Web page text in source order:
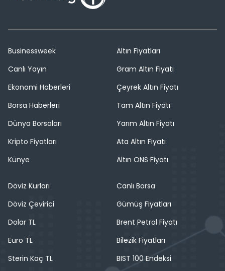
Businessweek
Canlı Yayın
Ekonomi Haberleri
Borsa Haberleri
Dünya Borsaları
Kripto Fiyatları
Künye
Altın Fiyatları
Gram Altın Fiyatı
Çeyrek Altın Fiyatı
Tam Altın Fiyatı
Yarım Altın Fiyatı
Ata Altın Fiyatı
Altın ONS Fiyatı
Döviz Kurları
Döviz Çevirici
Dolar TL
Euro TL
Sterin Kaç TL
Canlı Borsa
Gümüş Fiyatları
Brent Petrol Fiyatı
Bilezik Fiyatları
BIST 100 Endeksi